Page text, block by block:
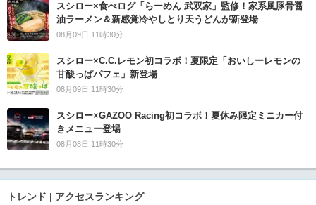
スシロー×食べログ「らーめん 武双家」監修！家系風豚骨醤
油ラーメン＆新感覚冷やしとり天うどんが新登場
08月09日 11時30分
スシロー×C.C.レモン初コラボ！夏限定「おいしーレモンの
甘酸っぱパフェ」新登場
08月09日 11時30分
スシロー×GAZOO Racing初コラボ！夏休み限定ミニカー付
きメニュー登場
08月08日 11時30分
トレンド | アクセスランキング